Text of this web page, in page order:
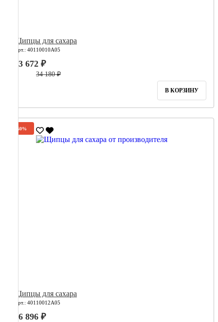
Щипцы для сахара
Арт.: 40110010А05
13 672 ₽
34 180 ₽
В КОРЗИНУ
-60%
Щипцы для сахара
Арт.: 40110012А05
16 896 ₽